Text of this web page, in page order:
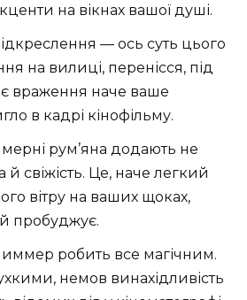
на вікнах вашої душі.
— ось суть цього
на вилиці, перенісся, під
враження наче ваше
в кадрі кінофільму.
рум’яна додають не
й свіжість. Це, наче легкий
вітру на ваших щоках,
пробуджує.
робить все магічним.
немов винахідливість